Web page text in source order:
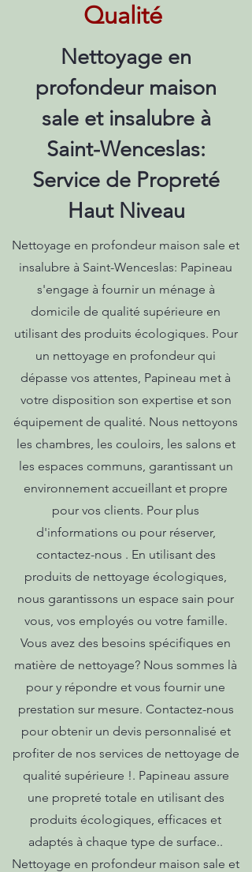
Qualité
Nettoyage en
profondeur maison
sale et insalubre à
Saint-Wenceslas:
Service de Propreté
Haut Niveau
Nettoyage en profondeur maison sale et
insalubre à Saint-Wenceslas: Papineau
s'engage à fournir un ménage à
domicile de qualité supérieure en
utilisant des produits écologiques. Pour
un nettoyage en profondeur qui
dépasse vos attentes, Papineau met à
votre disposition son expertise et son
équipement de qualité. Nous nettoyons
les chambres, les couloirs, les salons et
les espaces communs, garantissant un
environnement accueillant et propre
pour vos clients. Pour plus
d'informations ou pour réserver,
contactez-nous . En utilisant des
produits de nettoyage écologiques,
nous garantissons un espace sain pour
vous, vos employés ou votre famille.
Vous avez des besoins spécifiques en
matière de nettoyage? Nous sommes là
pour y répondre et vous fournir une
prestation sur mesure. Contactez-nous
pour obtenir un devis personnalisé et
profiter de nos services de nettoyage de
qualité supérieure !. Papineau assure
une propreté totale en utilisant des
produits écologiques, efficaces et
adaptés à chaque type de surface..
Nettoyage en profondeur maison sale et